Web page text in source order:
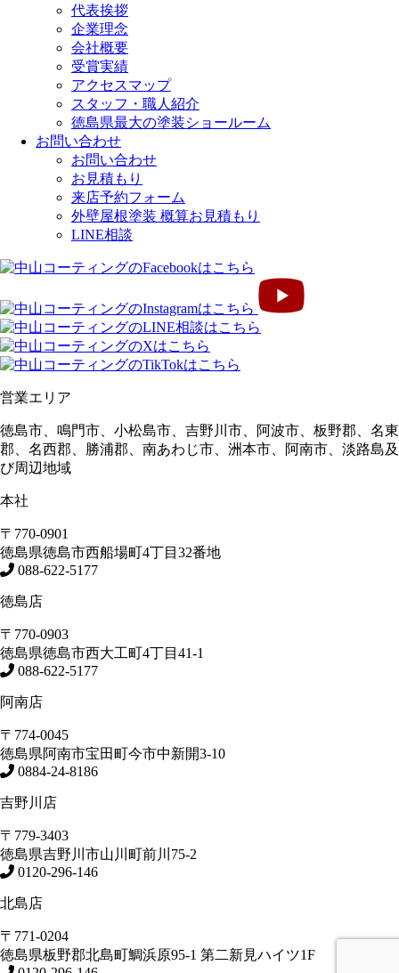
代表挨拶
企業理念
会社概要
受賞実績
アクセスマップ
スタッフ・職人紹介
徳島県最大の塗装ショールーム
お問い合わせ
お問い合わせ
お見積もり
来店予約フォーム
外壁屋根塗装 概算お見積もり
LINE相談
営業エリア
徳島市、鳴門市、小松島市、吉野川市、阿波市、板野郡、名東
郡、名西郡、勝浦郡、南あわじ市、洲本市、阿南市、淡路島及
び周辺地域
本社
〒770-0901
徳島県徳島市西船場町4丁目32番地
088-622-5177
徳島店
〒770-0903
徳島県徳島市西大工町4丁目41-1
088-622-5177
阿南店
〒774-0045
徳島県阿南市宝田町今市中新開3-10
0884-24-8186
吉野川店
〒779-3403
徳島県吉野川市山川町前川75-2
0120-296-146
北島店
〒771-0204
徳島県板野郡北島町鯛浜原95-1 第二新見ハイツ1F